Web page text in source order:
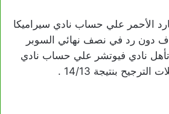
الأحمر علي حساب نادي سيراميكا
دون رد في نصف نهائي السوبر
تأهل نادي فيوتشر علي حساب نادي
بنتيجة 14/13 .